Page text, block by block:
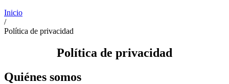
Inicio
/
Política de privacidad
Política de privacidad
Quiénes somos